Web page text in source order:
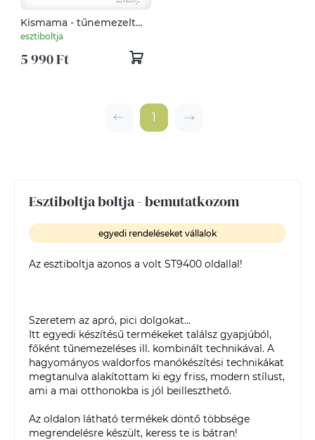
Esztiboltja boltja - bemutatkozom
egyedi rendeléseket vállalok
Az esztiboltja azonos a volt ST9400 oldallal!
Szeretem az apró, pici dolgokat...
Itt egyedi készítésű termékeket találsz gyapjúból,
főként tűnemezeléses ill. kombinált technikával. A
hagyományos waldorfos manókészítési technikákat
megtanulva alakítottam ki egy friss, modern stílust,
ami a mai otthonokba is jól beilleszthető.
Az oldalon látható termékek döntő többsége
megrendelésre készült, keress te is bátran!
Kismama - tűnemezelt
dísz
esztiboltja
5 990 Ft
1